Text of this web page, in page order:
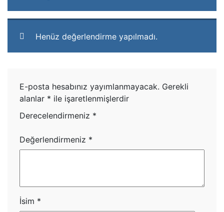
Henüz değerlendirme yapılmadı.
E-posta hesabınız yayımlanmayacak. Gerekli
alanlar * ile işaretlenmişlerdir
Derecelendirmeniz *
Değerlendirmeniz *
İsim *